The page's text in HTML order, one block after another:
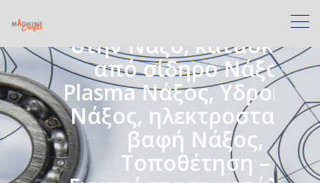
στην Νάξο, κατασκευές
από σίδηρο Νάξος,
Plasma Νάξος,
Νάξος, ηλεκτροστατική
βαφή Νάξος,
Τοποθέτηση –